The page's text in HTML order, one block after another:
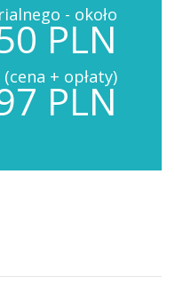
- około
PLN
(cena + opłaty)
PLN